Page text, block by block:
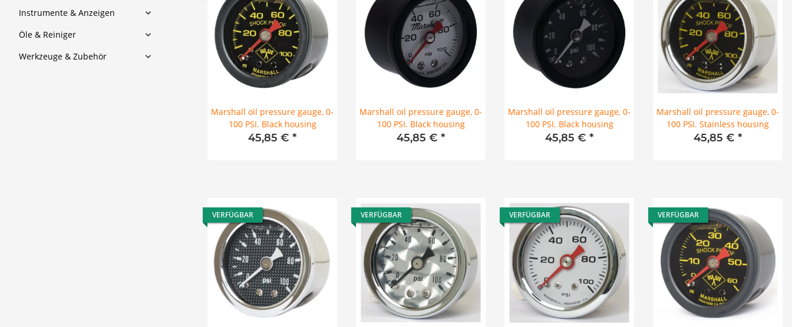
Marshall oil pressure gauge, 0-
100 PSI. Black housing
45,85 € *
Marshall oil pressure gauge, 0-
100 PSI. Black housing
45,85 € *
Marshall oil pressure gauge, 0-
100 PSI. Black housing
45,85 € *
Marshall oil pressure gauge, 0-
100 PSI. Stainless housing
45,85 € *
VERFÜGBAR VERFÜGBAR VERFÜGBAR VERFÜGBAR
Instrumente & Anzeigen
Öle & Reiniger
Werkzeuge & Zubehör